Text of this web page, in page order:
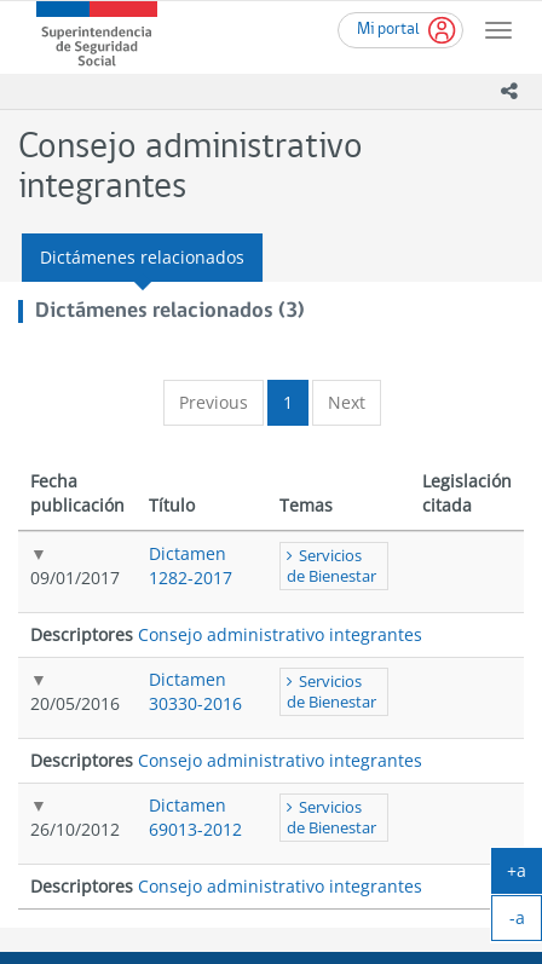
contenido
Mi portal
Toggle
Superintendencia
de
(SUSESO)
-
Gobierno
de
Consejo administrativo
integrantes
Dictámenes relacionados
Dictámenes relacionados (3)
Previous 1 Next
Fecha
publicación
Título Temas
Legislación
citada
09/01/2017
Dictamen
1282-2017
Servicios
de Bienestar
Descriptores Consejo administrativo integrantes
20/05/2016
Dictamen
30330-2016
Servicios
de Bienestar
Descriptores Consejo administrativo integrantes
26/10/2012
Dictamen
69013-2012
Servicios
de Bienestar
Descriptores Consejo administrativo integrantes
+a
-a